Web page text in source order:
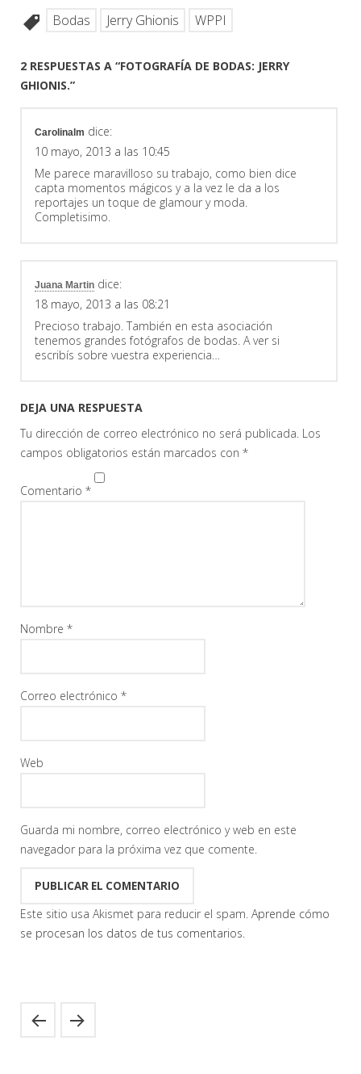
Bodas Jerry Ghionis WPPI
2 RESPUESTAS A “FOTOGRAFÍA DE BODAS: JERRY
GHIONIS.”
Carolinalm dice:
10 mayo, 2013 a las 10:45
Me parece maravilloso su trabajo, como bien dice
capta momentos mágicos y a la vez le da a los
reportajes un toque de glamour y moda.
Completisimo.
Juana Martin dice:
18 mayo, 2013 a las 08:21
Precioso trabajo. También en esta asociación
tenemos grandes fotógrafos de bodas. A ver si
escribís sobre vuestra experiencia…
DEJA UNA RESPUESTA
Tu dirección de correo electrónico no será publicada. Los
campos obligatorios están marcados con *
Comentario *
Nombre *
Correo electrónico *
Web
Guarda mi nombre, correo electrónico y web en este
navegador para la próxima vez que comente.
Este sitio usa Akismet para reducir el spam. Aprende cómo
se procesan los datos de tus comentarios.